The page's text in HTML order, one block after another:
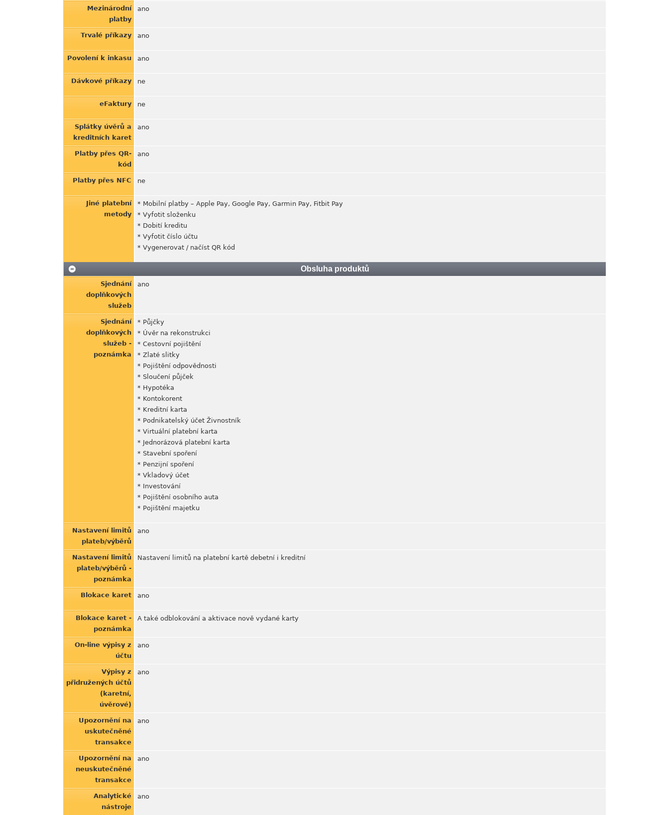
Mezinárodní
platby
ano
Trvalé příkazy ano
Povolení k inkasu ano
Dávkové příkazy ne
eFaktury ne
Splátky úvěrů a
kreditních karet
ano
Platby přes QR-
kód
ano
Platby přes NFC ne
Jiné platební
metody
* Mobilní platby – Apple Pay, Google Pay, Garmin Pay, Fitbit Pay
* Vyfotit složenku
* Dobití kreditu
* Vyfotit číslo účtu
* Vygenerovat / načíst QR kód
Obsluha produktů
Sjednání
doplňkových
služeb
ano
Sjednání
doplňkových
služeb -
poznámka
* Půjčky
* Úvěr na rekonstrukci
* Cestovní pojištění
* Zlaté slitky
* Pojištění odpovědnosti
* Sloučení půjček
* Hypotéka
* Kontokorent
* Kreditní karta
* Podnikatelský účet Živnostník
* Virtuální platební karta
* Jednorázová platební karta
* Stavební spoření
* Penzijní spoření
* Vkladový účet
* Investování
* Pojištění osobního auta
* Pojištění majetku
Nastavení limitů
plateb/výběrů
ano
Nastavení limitů
plateb/výběrů -
poznámka
Nastavení limitů na platební kartě debetní i kreditní
Blokace karet ano
Blokace karet -
poznámka
A také odblokování a aktivace nově vydané karty
On-line výpisy z
účtu
ano
Výpisy z
přidružených účtů
(karetní,
úvěrové)
ano
Upozornění na
uskutečněné
transakce
ano
Upozornění na
neuskutečněné
transakce
ano
Analytické
nástroje
ano